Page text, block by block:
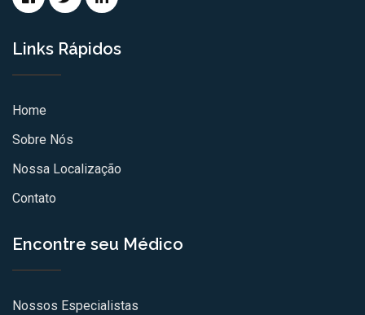
Links Rápidos
Home
Sobre Nós
Nossa Localização
Contato
Encontre seu Médico
Nossos Especialistas